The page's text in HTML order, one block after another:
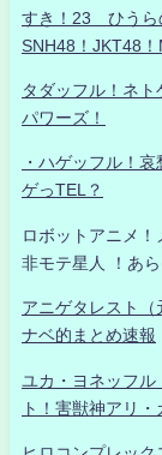
すき！23 ひうら
SNH48！JKT48
タダッフル！ネ
パワーズ！
・ハゲッフル！
ゲっTEL？
ロボットアニメ！
非モテ星人 ！あ
アニゲタレスト
ナベ的まとめ速報
ユカ・ヨネッフ
ト！害獣神アリ